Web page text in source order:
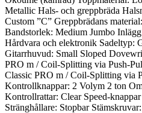
Metallic Hals- och greppbräda
Custom ”C” Greppbrädans
Bandstorlek: Medium Jumbo
Hårdvara och elektronik Sadeltyp:
Gitarrhuvud: Small Sloped
PRO m / Coil-Splitting via Push-
Classic PRO m / Coil-Splitting via
Kontrollknappar: 2 Volym 2 ton
Kontrollrattar: Clear Speed-
Stränghållare: Stopbar